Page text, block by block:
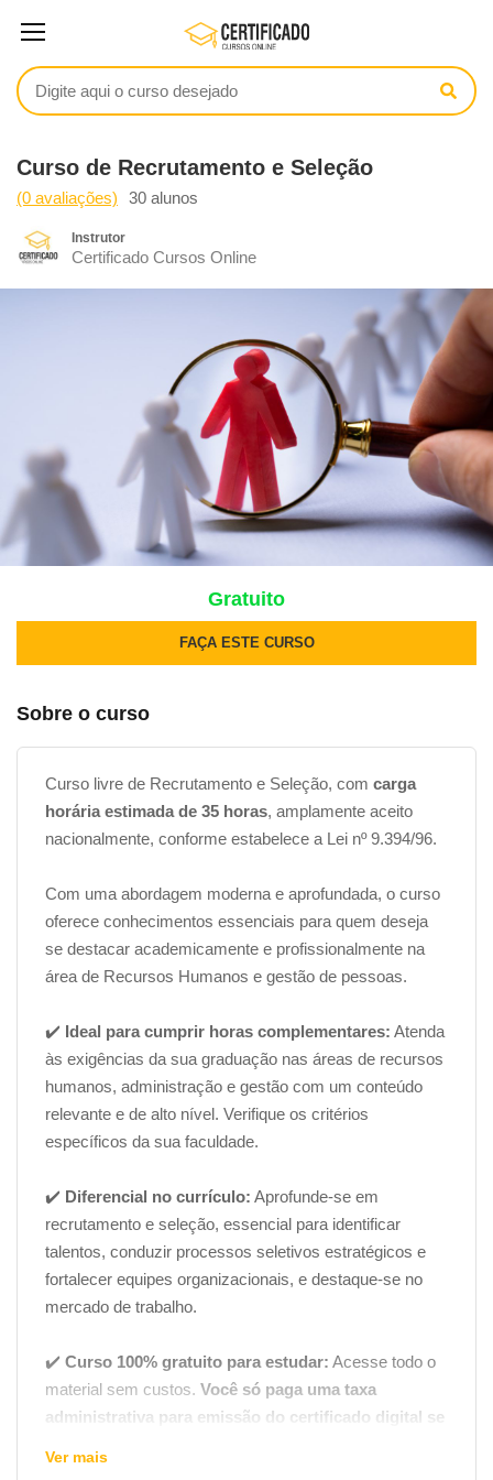
Curso de Recrutamento e Seleção
(0 avaliações) 30 alunos
Instrutor
Certificado Cursos Online
Gratuito
FAÇA ESTE CURSO
Sobre o curso
Curso livre de Recrutamento e Seleção, com carga
horária estimada de 35 horas, amplamente aceito
nacionalmente, conforme estabelece a Lei nº 9.394/96.
Com uma abordagem moderna e aprofundada, o curso
oferece conhecimentos essenciais para quem deseja
se destacar academicamente e profissionalmente na
área de Recursos Humanos e gestão de pessoas.
✔️ Ideal para cumprir horas complementares: Atenda
às exigências da sua graduação nas áreas de recursos
humanos, administração e gestão com um conteúdo
relevante e de alto nível. Verifique os critérios
específicos da sua faculdade.
✔️ Diferencial no currículo: Aprofunde-se em
recrutamento e seleção, essencial para identificar
talentos, conduzir processos seletivos estratégicos e
fortalecer equipes organizacionais, e destaque-se no
mercado de trabalho.
✔️ Curso 100% gratuito para estudar: Acesse todo o
material sem custos. Você só paga uma taxa
administrativa para emissão do certificado digital se
Ver mais